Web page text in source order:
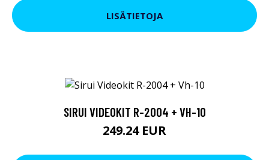
LISÄTIETOJA
SIRUI VIDEOKIT R-2004 + VH-10
249.24 EUR